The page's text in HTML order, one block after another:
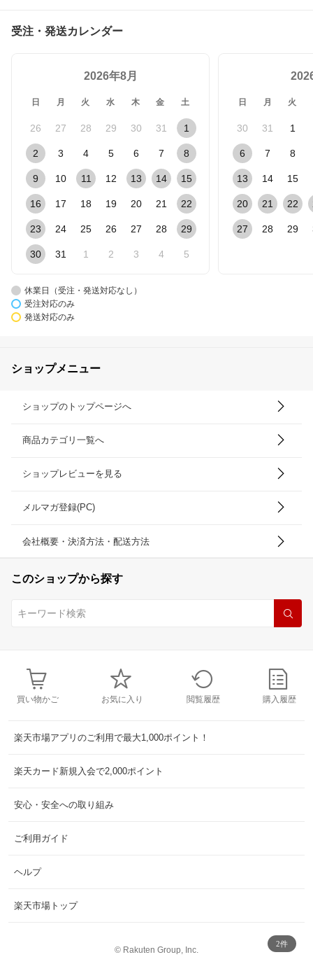
2件
受注・発送カレンダー
2026年8月
日 月 火 水 木 金 土
26 27 28 29 30 31 1
2 3 4 5 6 7 8
9 10 11 12 13 14 15
16 17 18 19 20 21 22
23 24 25 26 27 28 29
30 31 1 2 3 4 5
日 月 火
30 31 1
6 7 8
13 14 15
20 21 22
27 28 29
休業日（受注・発送対応なし）
受注対応のみ
発送対応のみ
ショップメニュー
ショップのトップページへ
商品カテゴリ一覧へ
ショップレビューを見る
メルマガ登録(PC)
会社概要・決済方法・配送方法
このショップから探す
買い物かご お気に入り 閲覧履歴 購入履歴
楽天市場アプリのご利用で最大1,000ポイント！
楽天カード新規入会で2,000ポイント
安心・安全への取り組み
ご利用ガイド
ヘルプ
楽天市場トップ
© Rakuten Group, Inc.